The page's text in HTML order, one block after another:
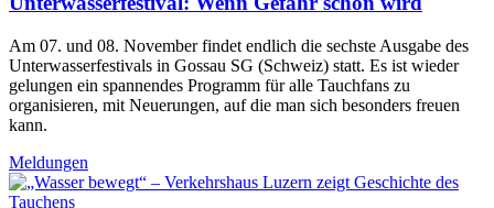
Am 07. und 08. November findet endlich die sechste Ausgabe des
Unterwasserfestivals in Gossau SG (Schweiz) statt. Es ist wieder
gelungen ein spannendes Programm für alle Tauchfans zu
organisieren, mit Neuerungen, auf die man sich besonders freuen
kann.
Meldungen